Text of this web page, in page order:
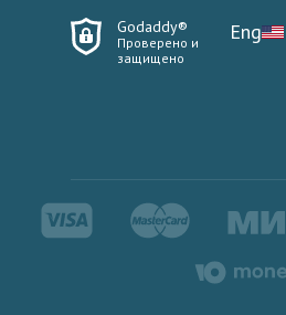
Godaddy®
Проверено и
защищено
Eng